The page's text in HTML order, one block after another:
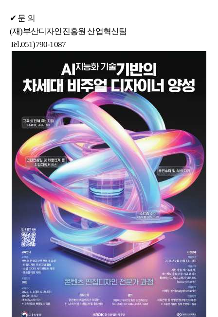
✔ 문 의
(재)부산디자인진흥원 산업혁신팀
Tel.051)790-1087